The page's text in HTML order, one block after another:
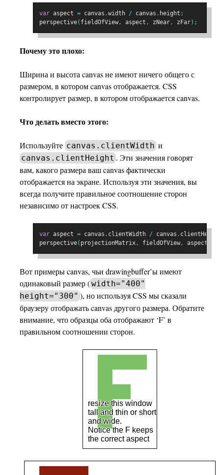
var aspect = canvas .width / canvas . height ;
perspective( fieldOfView, aspect , zNear, zFar);
Почему это плохо:
Ширина и высота canvas не имеют ничего общего с
размером, в котором canvas отображается. CSS
контролирует размер, в котором отображается canvas.
Что делать вместо этого:
Используйте canvas.clientWidth и
canvas.clientHeight . Эти значения говорят
вам, какого размера ваш canvas фактически
отображается на экране. Используя эти значения, вы
всегда получите правильное соотношение сторон
независимо от настроек CSS.
var aspect = canvas . clientWidth / canvas .
perspective( projectionMatrix, fieldOfView, aspect
Вот примеры canvas, чьи drawingbuffer’ы имеют
одинаковый размер (width="400"
height="300" ), но используя CSS мы сказали
браузеру отображать canvas другого размера. Обратите
внимание, что образцы оба отображают ‘F’ в
правильном соотношении сторон.